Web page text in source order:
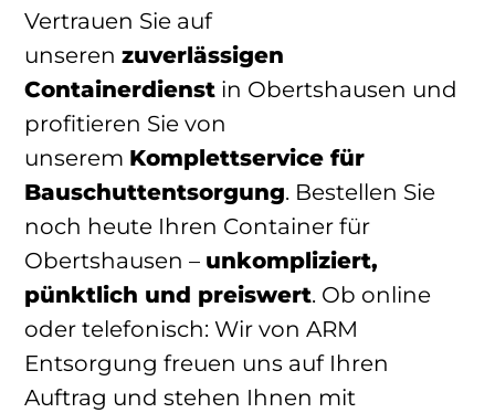
Vertrauen Sie auf
unseren zuverlässigen
Containerdienst in Obertshausen und
profitieren Sie von
unserem Komplettservice für
Bauschuttentsorgung. Bestellen Sie
noch heute Ihren Container für
Obertshausen – unkompliziert,
pünktlich und preiswert. Ob online
oder telefonisch: Wir von ARM
Entsorgung freuen uns auf Ihren
Auftrag und stehen Ihnen mit